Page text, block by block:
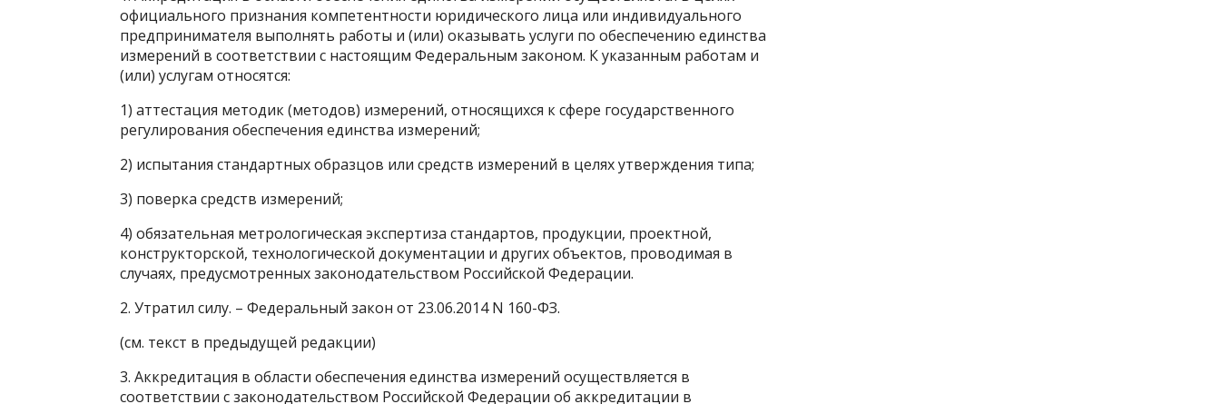
официального признания компетентности юридического лица или индивидуального
предпринимателя выполнять работы и (или) оказывать услуги по обеспечению единства
измерений в соответствии с настоящим Федеральным законом. К указанным работам и
(или) услугам относятся:
1) аттестация методик (методов) измерений, относящихся к сфере государственного
регулирования обеспечения единства измерений;
2) испытания стандартных образцов или средств измерений в целях утверждения типа;
3) поверка средств измерений;
4) обязательная метрологическая экспертиза стандартов, продукции, проектной,
конструкторской, технологической документации и других объектов, проводимая в
случаях, предусмотренных законодательством Российской Федерации.
2. Утратил силу. – Федеральный закон от 23.06.2014 N 160-ФЗ.
(см. текст в предыдущей редакции)
3. Аккредитация в области обеспечения единства измерений осуществляется в
соответствии с законодательством Российской Федерации об аккредитации в